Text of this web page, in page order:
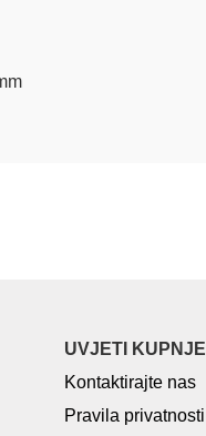
UVJETI KUPNJE
Kontaktirajte nas
Pravila privatnosti